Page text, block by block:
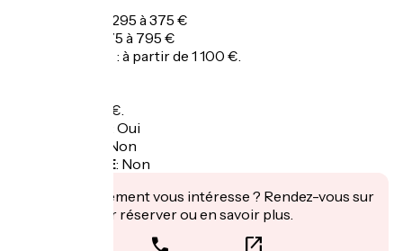
Week-end : de 295 à 375 €
Semaine : de 475 à 795 €
Trois semaines : à partir de 1 100 €.
Nettoyage : 80€.
Oui
Non
Recharge VAE: Non
Cet établissement vous intéresse ? Rendez-vous sur
leur site pour réserver ou en savoir plus.